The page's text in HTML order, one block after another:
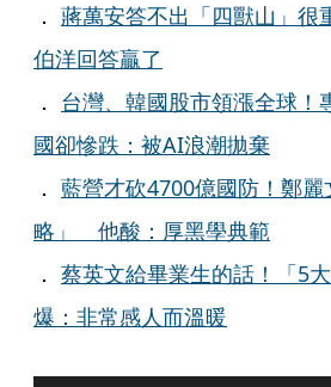
． 蔣萬安答不出「四獸山」
伯洋回答贏了
． 台灣、韓國股市領漲全球
國卻慘跌：被AI浪潮拋棄
． 藍營才砍4700億國防！鄭
略」 他酸：厚黑學典範
． 蔡英文給畢業生的話！「5
爆：非常感人而溫暖